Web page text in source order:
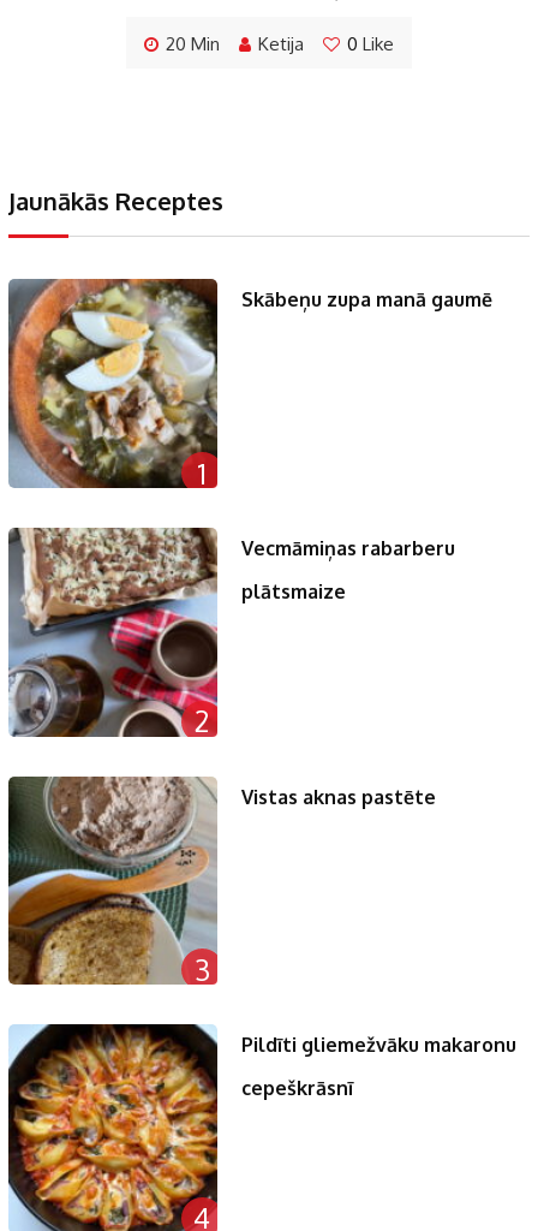
20 Min Ketija 0 Like
Jaunākās Receptes
1
Skābeņu zupa manā gaumē
2
Vecmāmiņas rabarberu
plātsmaize
3
Vistas aknas pastēte
4
Pildīti gliemežvāku makaronu
cepeškrāsnī